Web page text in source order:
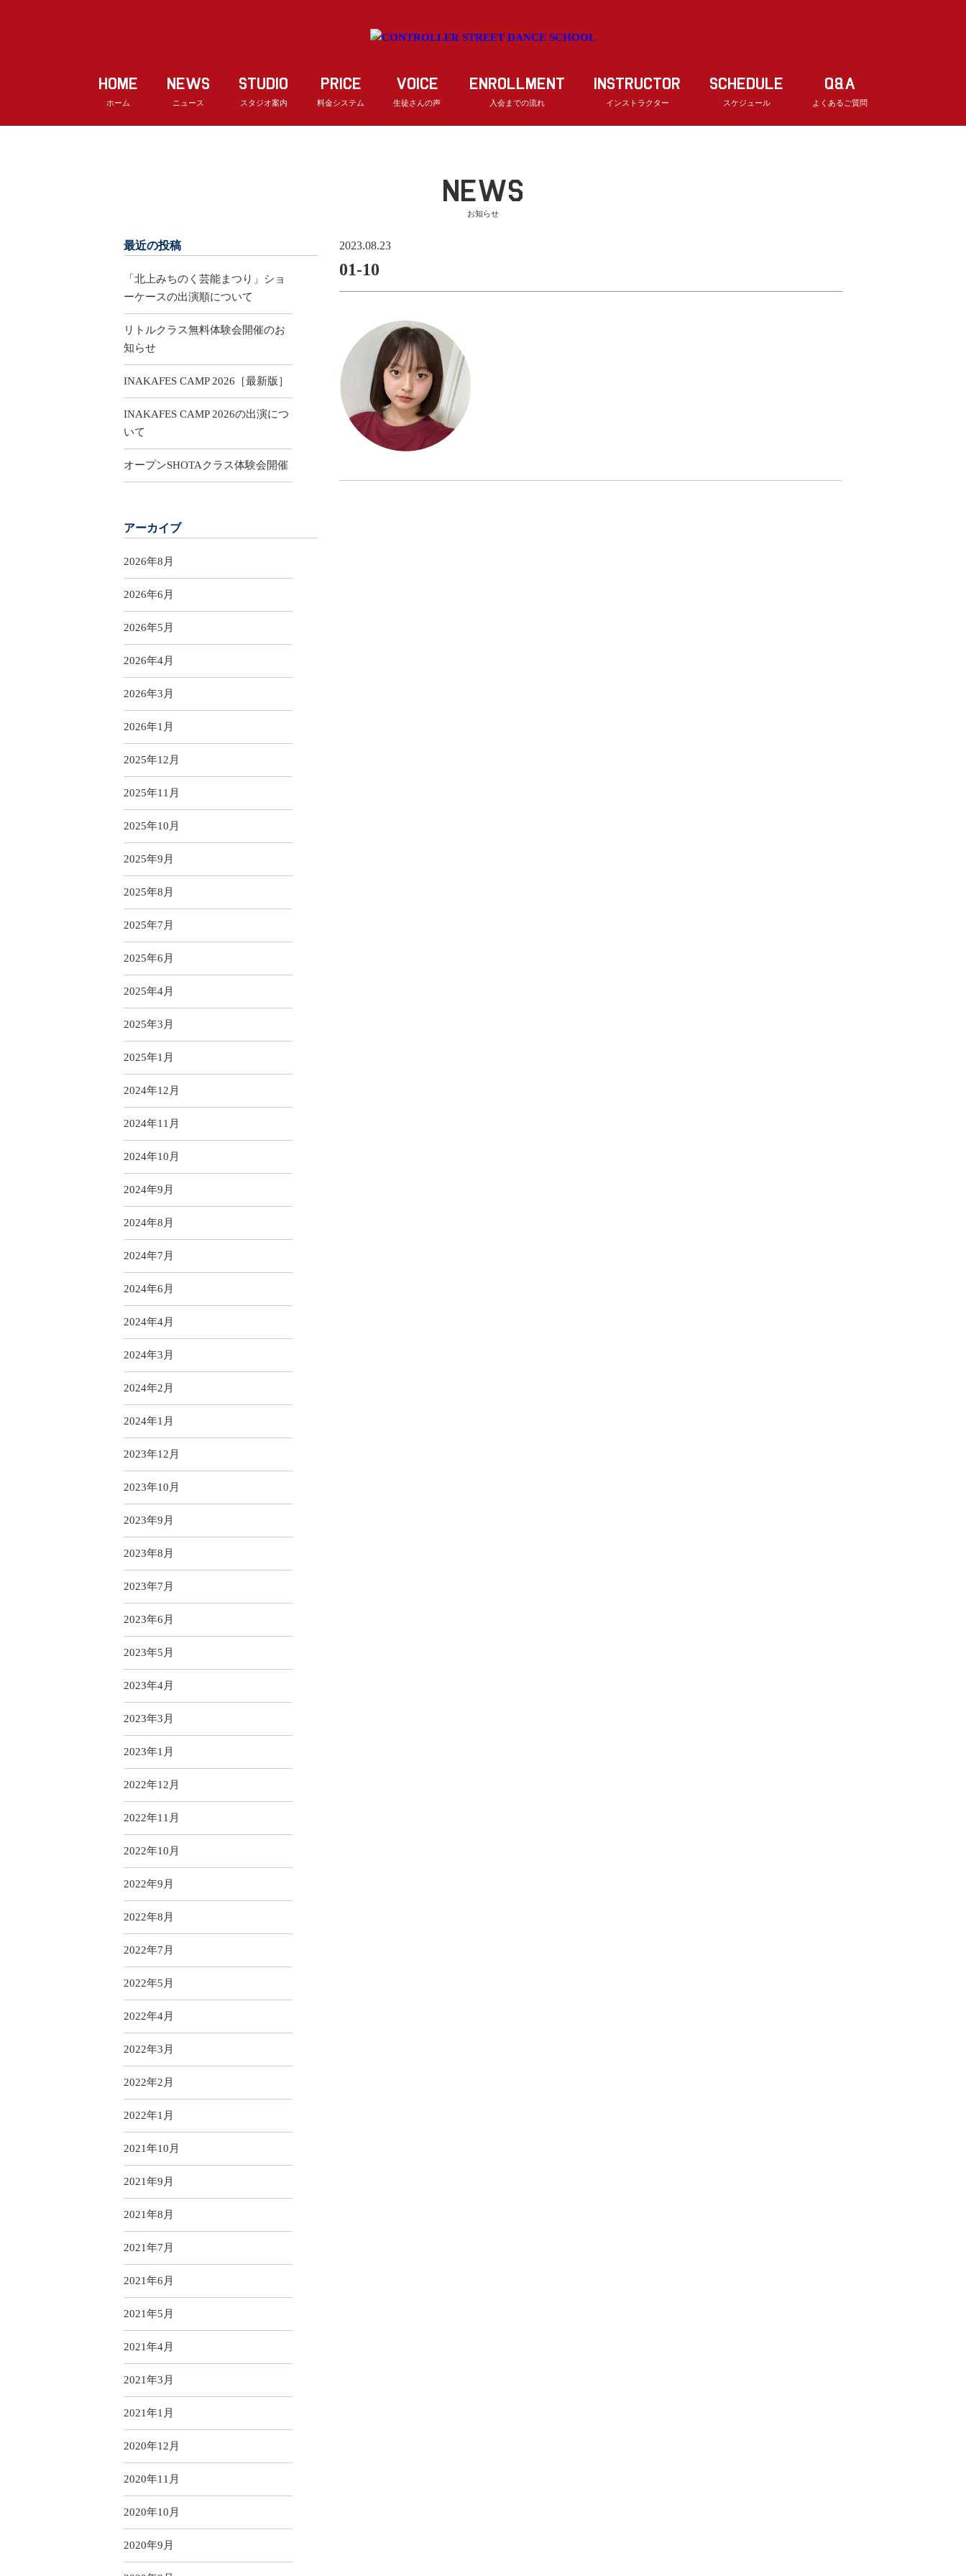
HOME
ホーム
NEWS
ニュース
STUDIO
スタジオ案内
PRICE
料金システム
VOICE
生徒さんの声
ENROLLMENT
入会までの流れ
INSTRUCTOR
インストラクター
SCHEDULE
スケジュール
Q&A
よくあるご質問
NEWS
お知らせ
2023.08.23
01-10
最近の投稿
「北上みちのく芸能まつり」ショ
ーケースの出演順について
リトルクラス無料体験会開催のお
知らせ
INAKAFES CAMP 2026［最新版］
INAKAFES CAMP 2026の出演につ
いて
オープンSHOTAクラス体験会開催
アーカイブ
2026年8月
2026年6月
2026年5月
2026年4月
2026年3月
2026年1月
2025年12月
2025年11月
2025年10月
2025年9月
2025年8月
2025年7月
2025年6月
2025年4月
2025年3月
2025年1月
2024年12月
2024年11月
2024年10月
2024年9月
2024年8月
2024年7月
2024年6月
2024年4月
2024年3月
2024年2月
2024年1月
2023年12月
2023年10月
2023年9月
2023年8月
2023年7月
2023年6月
2023年5月
2023年4月
2023年3月
2023年1月
2022年12月
2022年11月
2022年10月
2022年9月
2022年8月
2022年7月
2022年5月
2022年4月
2022年3月
2022年2月
2022年1月
2021年10月
2021年9月
2021年8月
2021年7月
2021年6月
2021年5月
2021年4月
2021年3月
2021年1月
2020年12月
2020年11月
2020年10月
2020年9月